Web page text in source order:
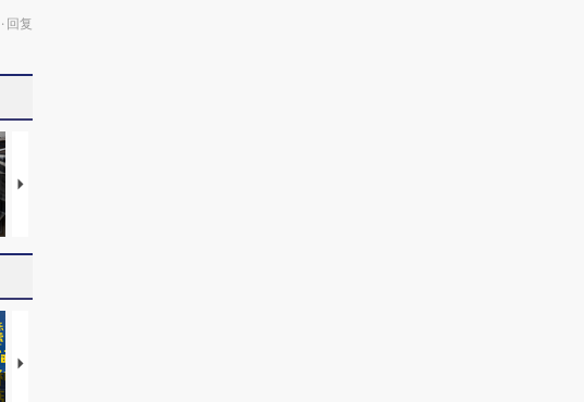
· 回复
视线｜HYROX的吸金
【推广】走进第四届链博